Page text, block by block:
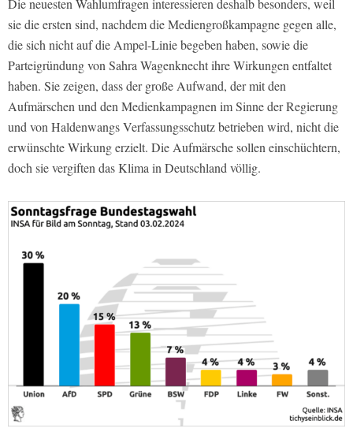
Die neuesten Wahlumfragen interessieren deshalb besonders, weil
sie die ersten sind, nachdem die Mediengroßkampagne gegen alle,
die sich nicht auf die Ampel-Linie begeben haben, sowie die
Parteigründung von Sahra Wagenknecht ihre Wirkungen entfaltet
haben. Sie zeigen, dass der große Aufwand, der mit den
Aufmärschen und den Medienkampagnen im Sinne der Regierung
und von Haldenwangs Verfassungsschutz betrieben wird, nicht die
erwünschte Wirkung erzielt. Die Aufmärsche sollen einschüchtern,
doch sie vergiften das Klima in Deutschland völlig.